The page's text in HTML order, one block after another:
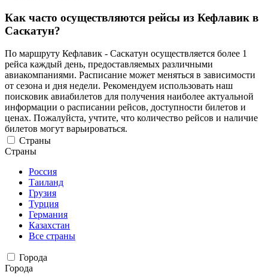
Как часто осуществляются рейсы из Кефлавик в
Саскатун?
По маршруту Кефлавик - Саскатун осуществляется более 1
рейса каждый день, предоставляемых различными
авиакомпаниями. Расписание может меняться в зависимости
от сезона и дня недели. Рекомендуем использовать наш
поисковик авиабилетов для получения наиболее актуальной
информации о расписании рейсов, доступности билетов и
ценах. Пожалуйста, учтите, что количество рейсов и наличие
билетов могут варьироваться.
Страны
Страны
Россия
Таиланд
Грузия
Турция
Германия
Казахстан
Все страны
Города
Города